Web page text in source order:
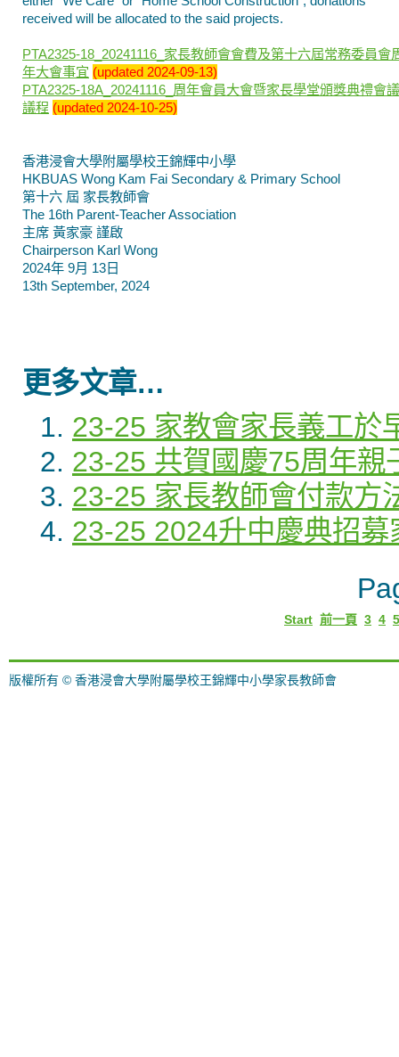
received will be allocated to the said projects.
PTA2325-18_20241116_家長教師會會費及第十六屆常務委員會
年大會事宜 (updated 2024-09-13)
PTA2325-18A_20241116_周年會員大會暨家長學堂頒獎典禮會議
議程 (updated 2024-10-25)
香港浸會大學附屬學校王錦輝中小學
HKBUAS Wong Kam Fai Secondary & Primary School
第十六 屆 家長教師會
The 16th Parent-Teacher Association
主席 黃家豪 謹啟
Chairperson Karl Wong
2024年 9月 13日
13th September, 2024
更多文章…
23-25 家教會家長義工於
23-25 共賀國慶75周年親
23-25 家長教師會付款方
23-25 2024升中慶典招
Start 前一頁 3 4 5
版權所有 © 香港浸會大學附屬學校王錦輝中小學家長教師會